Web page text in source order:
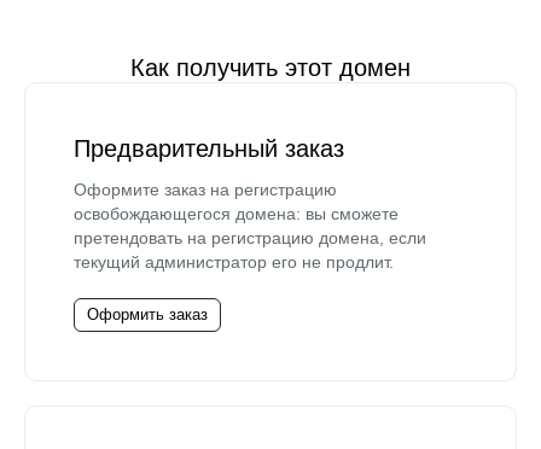
Как получить этот домен
Предварительный заказ
Оформите заказ на регистрацию
освобождающегося домена: вы сможете
претендовать на регистрацию домена, если
текущий администратор его не продлит.
Оформить заказ